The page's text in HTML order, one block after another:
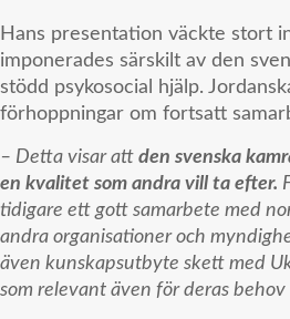
Hans presentation väckte stort
imponerades särskilt av den
stödd psykosocial hjälp.
förhoppningar om fortsatt
– Detta visar att den svenska
en kvalitet som andra vill ta efter.
tidigare ett gott samarbete med
andra organisationer och
även kunskapsutbyte skett med
som relevant även för deras behov